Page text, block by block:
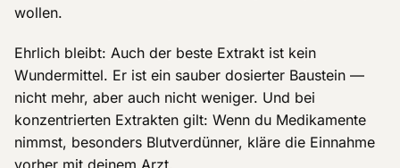
wollen.
Ehrlich bleibt: Auch der beste Extrakt ist kein
Wundermittel. Er ist ein sauber dosierter Baustein —
nicht mehr, aber auch nicht weniger. Und bei
konzentrierten Extrakten gilt: Wenn du Medikamente
nimmst, besonders Blutverdünner, kläre die Einnahme
vorher mit deinem Arzt.